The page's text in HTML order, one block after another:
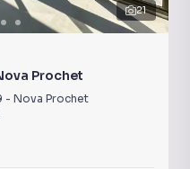
21
Prochet
- Nova Prochet